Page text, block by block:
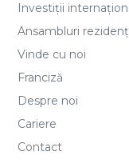
Investiții
Ansambluri
Vinde cu noi
Franciză
Despre noi
Cariere
Contact